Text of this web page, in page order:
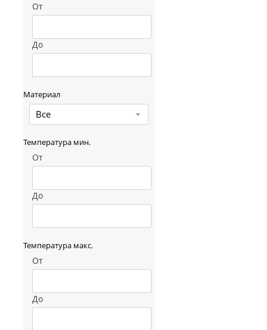
От
До
Материал
Все
Температура мин.
От
До
Температура макс.
От
До